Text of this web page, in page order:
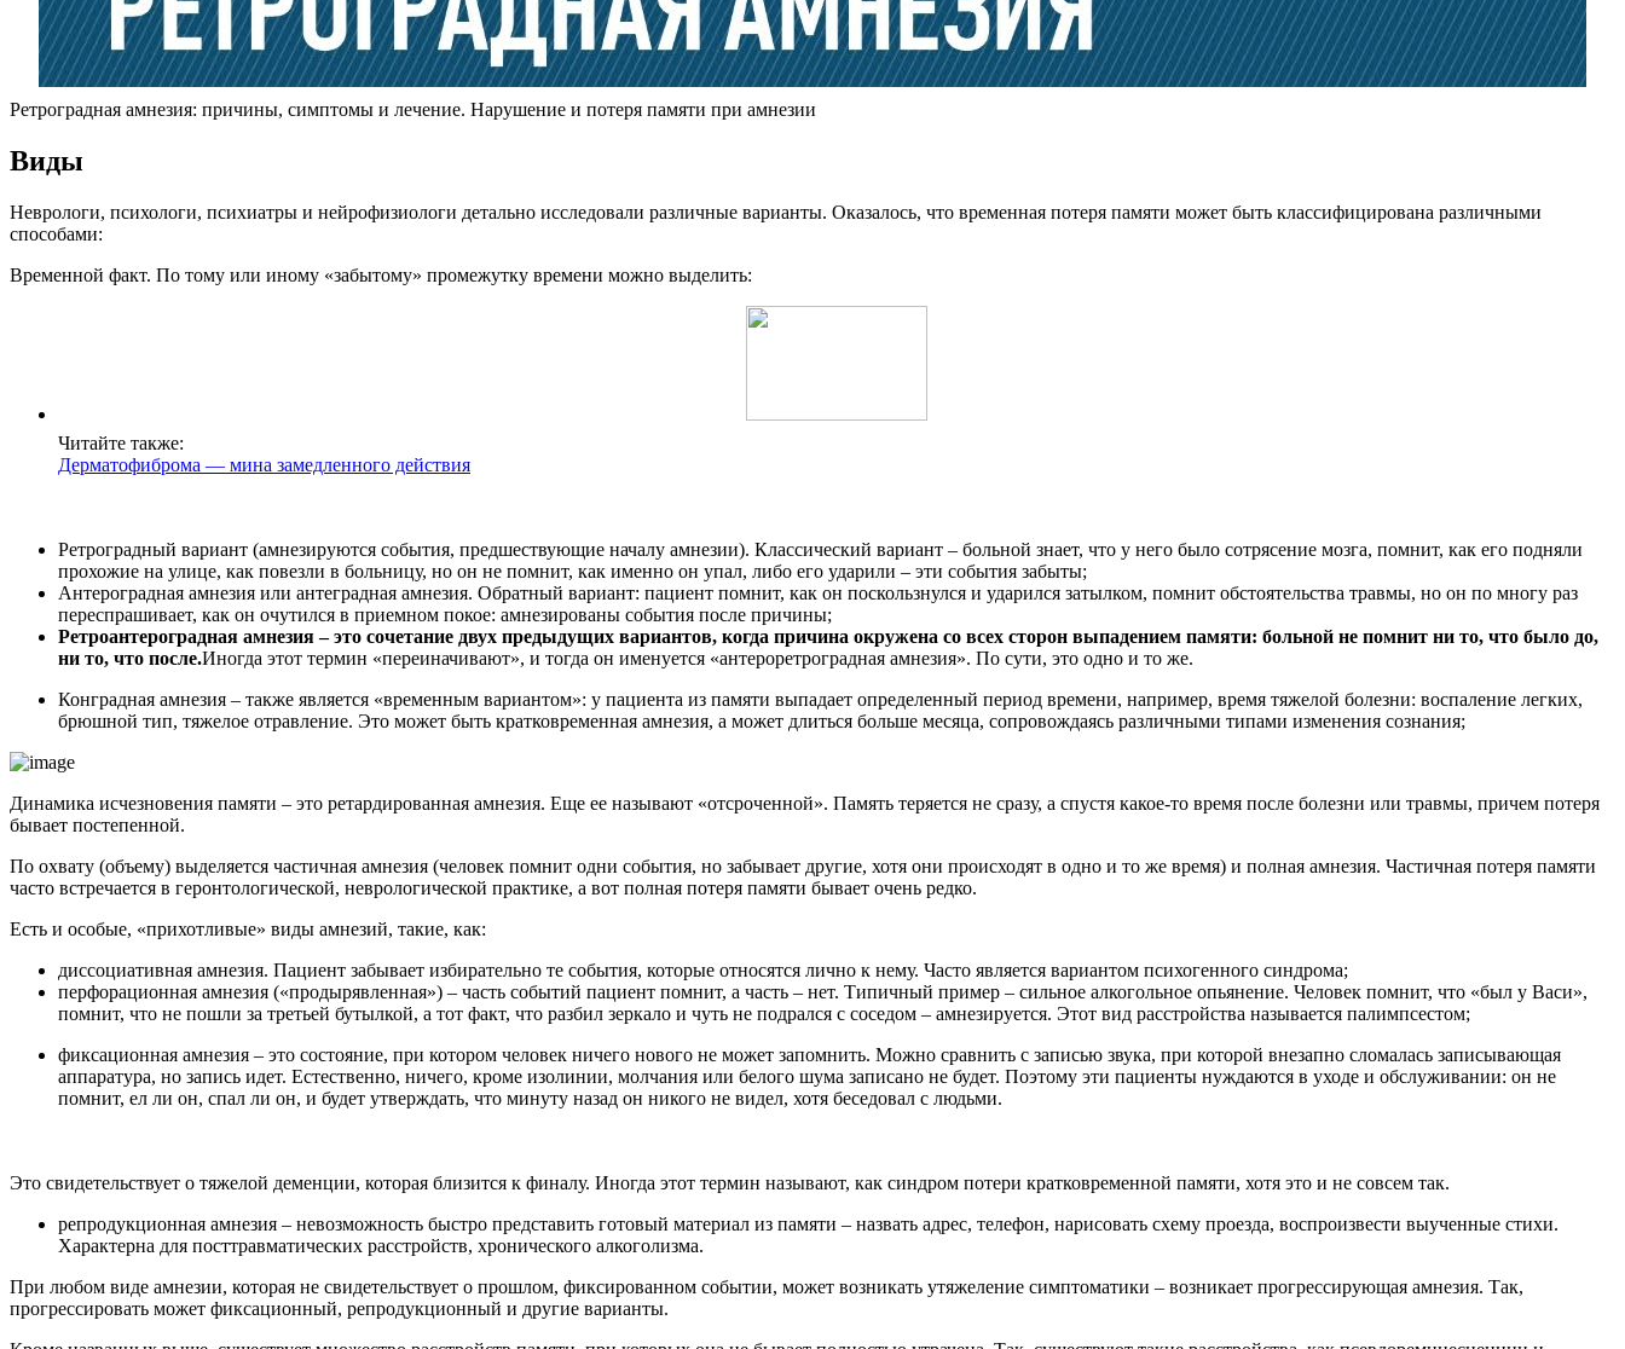
Ретроградная амнезия: причины, симптомы и лечение. Нарушение и потеря памяти при амнезии
Виды
Неврологи, психологи, психиатры и нейрофизиологи детально исследовали различные варианты. Оказалось, что временная потеря памяти может быть классифицирована различными
способами:
Временной факт. По тому или иному «забытому» промежутку времени можно выделить:
Читайте также:
Дерматофиброма — мина замедленного действия
Ретроградный вариант (амнезируются события, предшествующие началу амнезии). Классический вариант – больной знает, что у него было сотрясение мозга, помнит, как его подняли
прохожие на улице, как повезли в больницу, но он не помнит, как именно он упал, либо его ударили – эти события забыты;
Антероградная амнезия или антеградная амнезия. Обратный вариант: пациент помнит, как он поскользнулся и ударился затылком, помнит обстоятельства травмы, но он по многу раз
переспрашивает, как он очутился в приемном покое: амнезированы события после причины;
Ретроантероградная амнезия – это сочетание двух предыдущих вариантов, когда причина окружена со всех сторон выпадением памяти: больной не помнит ни то, что было до,
ни то, что после.Иногда этот термин «переиначивают», и тогда он именуется «антероретроградная амнезия». По сути, это одно и то же.
Конградная амнезия – также является «временным вариантом»: у пациента из памяти выпадает определенный период времени, например, время тяжелой болезни: воспаление легких,
брюшной тип, тяжелое отравление. Это может быть кратковременная амнезия, а может длиться больше месяца, сопровождаясь различными типами изменения сознания;
Динамика исчезновения памяти – это ретардированная амнезия. Еще ее называют «отсроченной». Память теряется не сразу, а спустя какое-то время после болезни или травмы, причем потеря
бывает постепенной.
По охвату (объему) выделяется частичная амнезия (человек помнит одни события, но забывает другие, хотя они происходят в одно и то же время) и полная амнезия. Частичная потеря памяти
часто встречается в геронтологической, неврологической практике, а вот полная потеря памяти бывает очень редко.
Есть и особые, «прихотливые» виды амнезий, такие, как:
диссоциативная амнезия. Пациент забывает избирательно те события, которые относятся лично к нему. Часто является вариантом психогенного синдрома;
перфорационная амнезия («продырявленная») – часть событий пациент помнит, а часть – нет. Типичный пример – сильное алкогольное опьянение. Человек помнит, что «был у Васи»,
помнит, что не пошли за третьей бутылкой, а тот факт, что разбил зеркало и чуть не подрался с соседом – амнезируется. Этот вид расстройства называется палимпсестом;
фиксационная амнезия – это состояние, при котором человек ничего нового не может запомнить. Можно сравнить с записью звука, при которой внезапно сломалась записывающая
аппаратура, но запись идет. Естественно, ничего, кроме изолинии, молчания или белого шума записано не будет. Поэтому эти пациенты нуждаются в уходе и обслуживании: он не
помнит, ел ли он, спал ли он, и будет утверждать, что минуту назад он никого не видел, хотя беседовал с людьми.
Это свидетельствует о тяжелой деменции, которая близится к финалу. Иногда этот термин называют, как синдром потери кратковременной памяти, хотя это и не совсем так.
репродукционная амнезия – невозможность быстро представить готовый материал из памяти – назвать адрес, телефон, нарисовать схему проезда, воспроизвести выученные стихи.
Характерна для посттравматических расстройств, хронического алкоголизма.
При любом виде амнезии, которая не свидетельствует о прошлом, фиксированном событии, может возникать утяжеление симптоматики – возникает прогрессирующая амнезия. Так,
прогрессировать может фиксационный, репродукционный и другие варианты.